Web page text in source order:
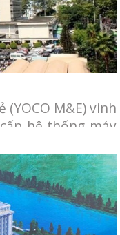
M&E) vinh
hệ thống máy
điểm: 201B
Quận 5, Hồ Chí
lắp đặt hệ thống